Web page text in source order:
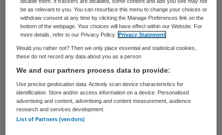
van de TU Eindhoven uitvoerden in een
onderzoek uitgevoerd in opdracht van
adviesbureau M&I/Partners.
Er komen steeds meer robots bij die met
name in de ouderenzorg gebruikt kunnen
worden. Voorbeelden zijnZoraenParo.
Volgens Iris Huijben en Eline de Ridder van
be as relevant to you. You can resurface this menu to change your choices or
withdraw consent at any time by clicking the Manage Preferences link on the
bottom of the webpage. Your choices will have effect within our Website. For
more details, refer to our Privacy Policy.
Privacy Statement
Would you rather not? Then we only place essential and statistical cookies,
these do not record any data about you as a person
We and our partners process data to provide:
Use precise geolocation data. Actively scan device characteristics for
identification. Store and/or access information on a device. Personalised
advertising and content, advertising and content measurement, audience
research and services development.
List of Partners (vendors)